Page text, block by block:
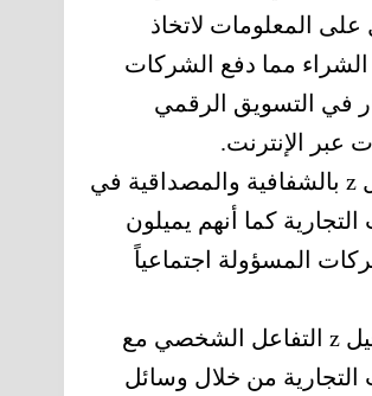
المعلومات لاتخاذ
مما دفع الشركات
في التسويق الرقمي
عبر الإنترنت.
يهتم جيل z بالشفافية والمصداقية في
التجارية كما أنهم يميلون
المسؤولة اجتماعياً
يفضل جيل z التفاعل الشخصي مع
التجارية من خلال وسائل